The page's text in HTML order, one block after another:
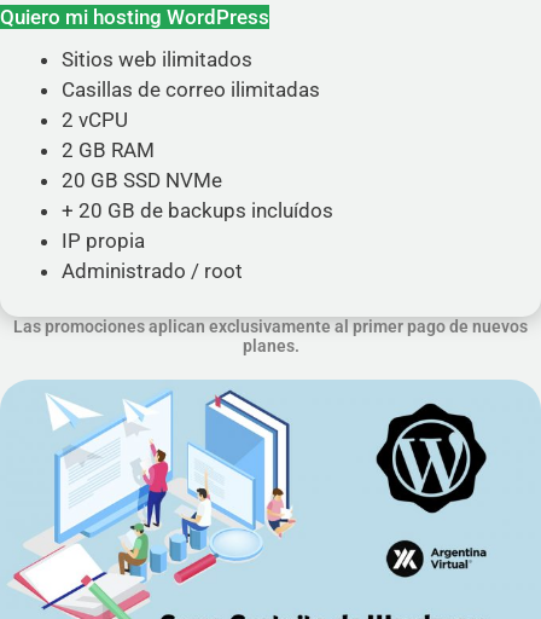
Sitios web ilimitados
Casillas de correo ilimitadas
2 vCPU
2 GB RAM
20 GB SSD NVMe
+ 20 GB de backups incluídos
IP propia
Administrado / root
Quiero mi hosting WordPress
Las promociones aplican exclusivamente al primer pago de nuevos
planes.